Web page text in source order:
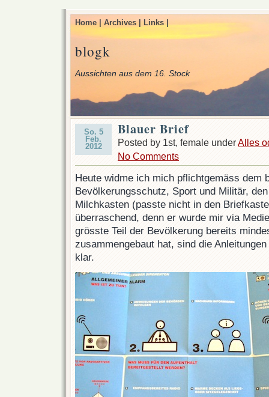
Home | Archives | Links |
blogk
Aussichten aus dem 16. Stock
So. 5
Feb.
2012
Blauer Brief
Posted by 1st, female underAlles
No Comments
Heute widme ich mich pflichtgemäss dem
Bevölkerungsschutz, Sport und Militär,
Milchkasten (passte nicht in den
überraschend, denn er wurde mir via
grösste Teil der Bevölkerung bereits
zusammengebaut hat, sind die
klar.